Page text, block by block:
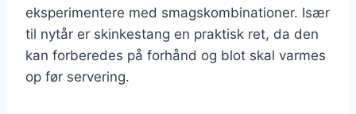
eksperimentere med smagskombinationer. Især
til nytår er skinkestang en praktisk ret, da den
kan forberedes på forhånd og blot skal varmes
op før servering.